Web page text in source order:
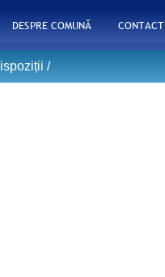
DESPRE COMUNĂ CONTACT
/